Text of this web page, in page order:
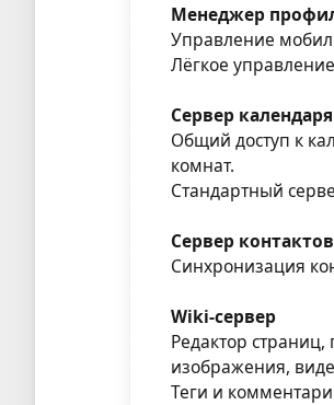
Менеджер
Управление
Лёгкое
Сервер календаря
Общий доступ к
комнат.
Стандартный
Сервер контактов
Синхронизация
Wiki-сервер
Редактор
изображения,
Теги и